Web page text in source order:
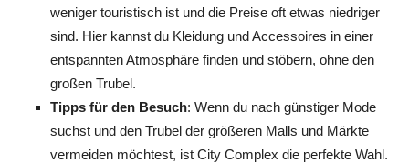
weniger touristisch ist und die Preise oft etwas niedriger
sind. Hier kannst du Kleidung und Accessoires in einer
entspannten Atmosphäre finden und stöbern, ohne den
großen Trubel.
Tipps für den Besuch: Wenn du nach günstiger Mode
suchst und den Trubel der größeren Malls und Märkte
vermeiden möchtest, ist City Complex die perfekte Wahl.